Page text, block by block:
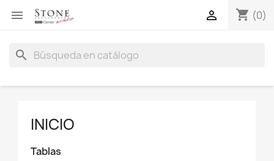
 shopping_cart (0)

search
INICIO
Tablas